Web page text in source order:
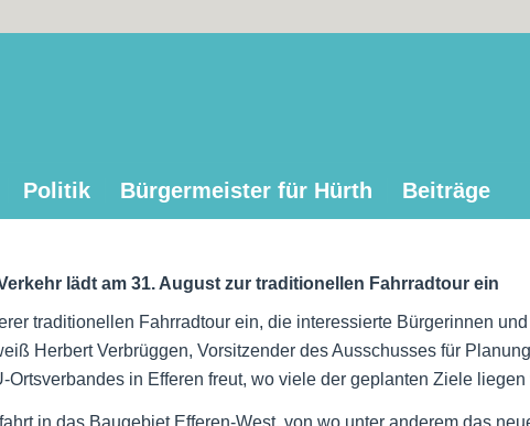
Politik Bürgermeister für Hürth Beiträge
lädt am 31. August zur traditionellen Fahrradtour ein
traditionellen Fahrradtour ein, die interessierte Bürgerinnen
Herbert Verbrüggen, Vorsitzender des Ausschusses für
in Efferen freut, wo viele der geplanten Ziele liegen